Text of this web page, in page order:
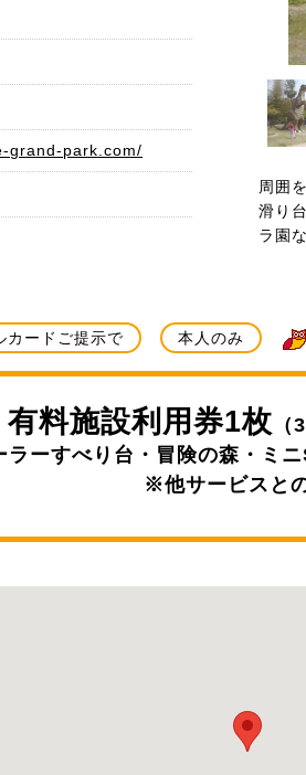
grand-park.com/
周囲
滑り
ラ園
カードご提示で 本人のみ
有料施設利用券1枚 （
ーすべり台・冒険の森・ミ
※他サービスと